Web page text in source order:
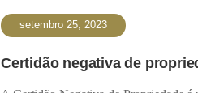
setembro 25, 2023
Certidão negativa de